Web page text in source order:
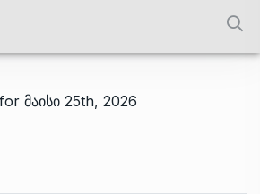
მაისი 25th, 2026